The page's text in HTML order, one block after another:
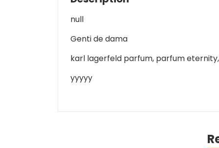
null
Genti de dama
karl lagerfeld parfum, parfum
yyyyy